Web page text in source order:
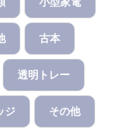
古本
透明トレー
ジ その他